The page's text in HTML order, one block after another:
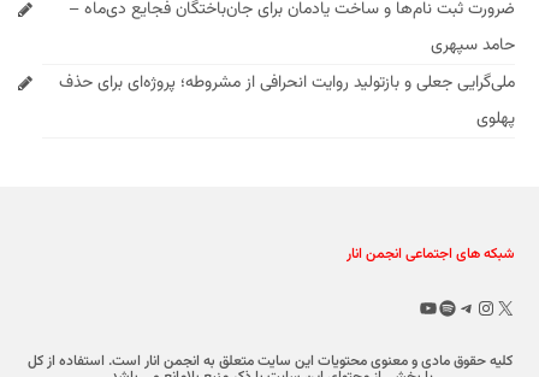
ضرورت ثبت نام‌ها و ساخت یادمان برای جان‌باختگان فجایع دی‌ماه –
حامد سپهری
ملی‌گرایی جعلی و بازتولید روایت انحرافی از مشروطه؛ پروژه‌ای برای حذف
پهلوی
شبکه های اجتماعی انجمن انار
X اینستاگرم
تلگرام
اسپاتیفای
یوتیوب
کلیه حقوق مادی و معنوی محتویات این سایت متعلق به انجمن انار است. استفاده از کل